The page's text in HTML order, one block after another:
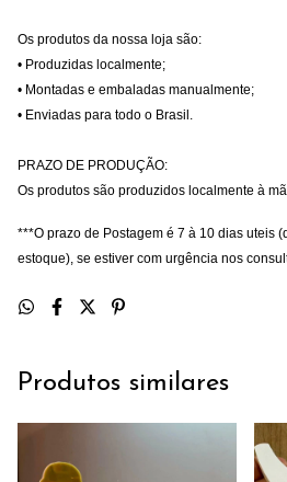
Os produtos da nossa loja são:
• Produzidas localmente;
• Montadas e embaladas manualmente;
• Enviadas para todo o Brasil.
PRAZO DE PRODUÇÃO:
Os produtos são produzidos localmente à
***O prazo de Postagem é 7 à 10 dias uteis
estoque), se estiver com urgência nos
Produtos similares